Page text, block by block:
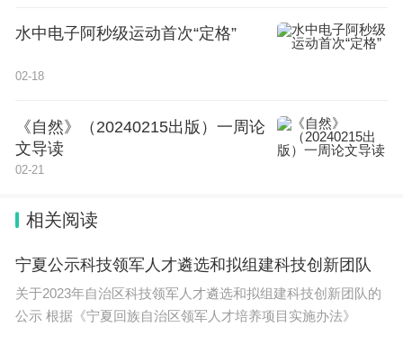
造业服务业融合、高端装备与服务业融合等融合发展
重点领域具备较为完整的产业链条，将积极搭建覆盖
研发、测试、应用场景创新等多个环节的公共服务平
高端制造赋能两业融合园区 将聚焦现代物流和制造
点领域，形成“研发引领-落地应用-快捷运输”的一体
清华科学城核心区 将集聚14个清华大学全国重点实
验室等创新要素资源，聚焦医药制造与健康服务融
水中电子阿秒级运动首次“定格”
02-18
《自然》（20240215出版）一周论
文导读
02-21
相关阅读
宁夏公示科技领军人才遴选和拟组建科技创新团队
关于2023年自治区科技领军人才遴选和拟组建科技创新团队的
公示 根据《宁夏回族自治区领军人才培养项目实施办法》